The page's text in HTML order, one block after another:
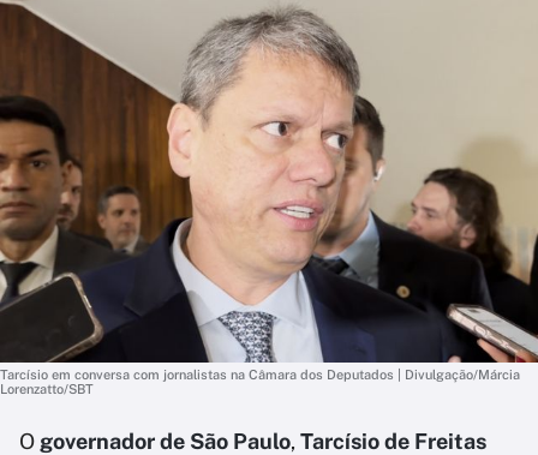
Tarcísio em conversa com jornalistas na Câmara dos Deputados | Divulgação/Márcia
Lorenzatto/SBT
O governador de São Paulo, Tarcísio de Freitas